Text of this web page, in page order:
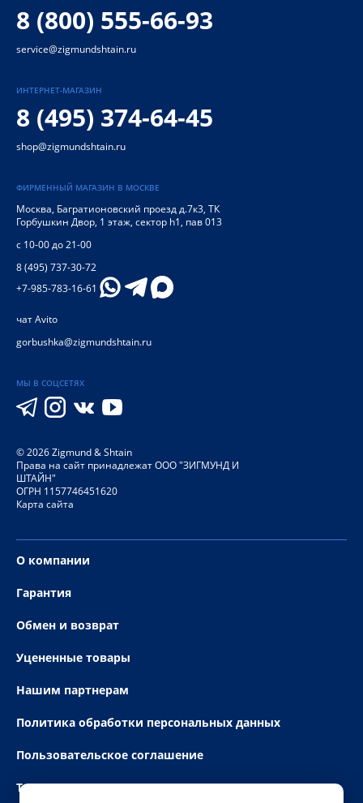
8 (800) 555-66-93
service@zigmundshtain.ru
ИНТЕРНЕТ-МАГАЗИН
8 (495) 374-64-45
shop@zigmundshtain.ru
ФИРМЕННЫЙ МАГАЗИН В МОСКВЕ
Москва, Багратионовский проезд д.7к3, ТК
Горбушкин Двор, 1 этаж, сектор h1, пав 013
с 10-00 до 21-00
8 (495) 737-30-72
+7-985-783-16-61
чат Avito
gorbushka@zigmundshtain.ru
МЫ В СОЦСЕТЯХ
©2026Zigmund & Shtain
Права на сайт принадлежат ООО "ЗИГМУНД И
ШТАЙН"
ОГРН 1157746451620
Карта сайта
О компании
Гарантия
Обмен и возврат
Уцененные товары
Нашим партнерам
Политика обработки персональных данных
Пользовательское соглашение
Технические условия